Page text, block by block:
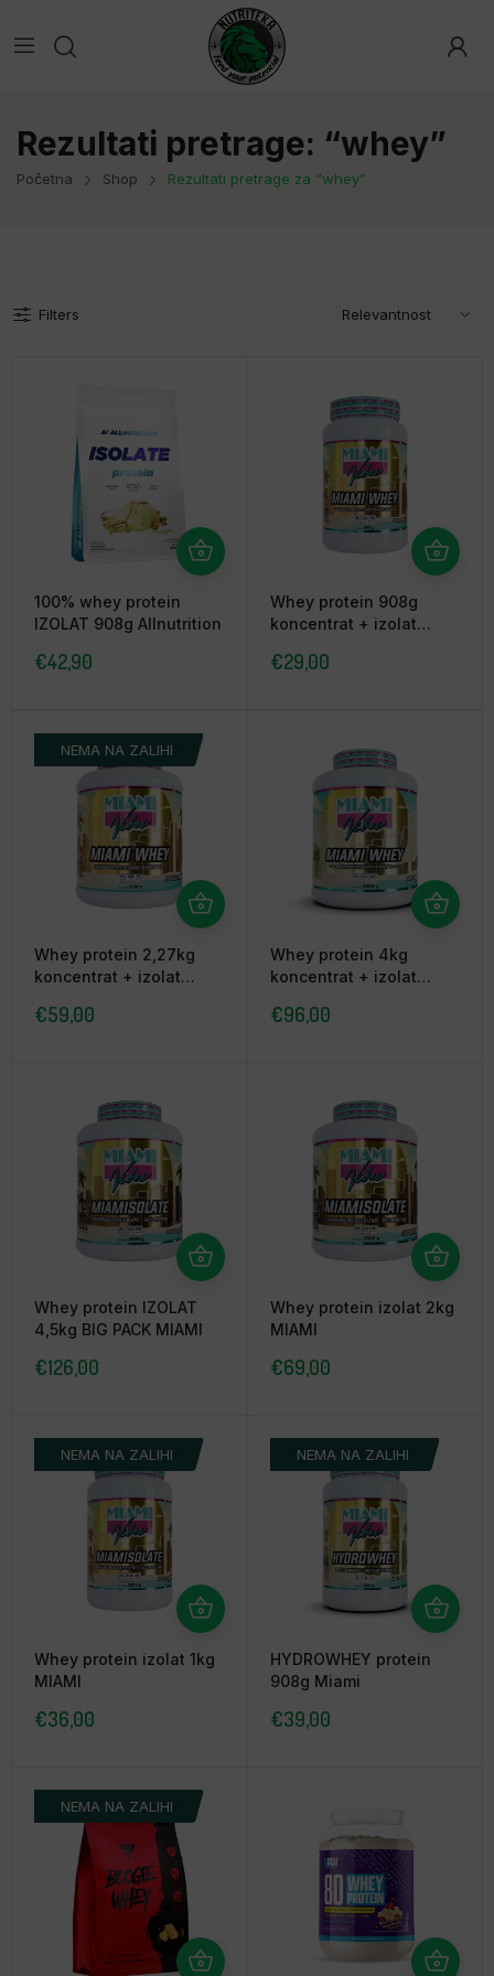
Rezultati pretrage: “whey”
Početna Shop Rezultati pretrage za “whey”
Filters
100% whey protein
IZOLAT 908g Allnutrition
€42,90
Whey protein 908g
koncentrat + izolat
€29,00
NEMA NA ZALIHI
Whey protein 2,27kg
koncentrat + izolat
€59,00
Whey protein 4kg
koncentrat + izolat
€96,00
Whey protein IZOLAT
4,5kg BIG PACK MIAMI
€126,00
Whey protein izolat 2kg
MIAMI
€69,00
NEMA NA ZALIHI
Whey protein izolat 1kg
MIAMI
€36,00
NEMA NA ZALIHI
HYDROWHEY protein
908g Miami
€39,00
NEMA NA ZALIHI